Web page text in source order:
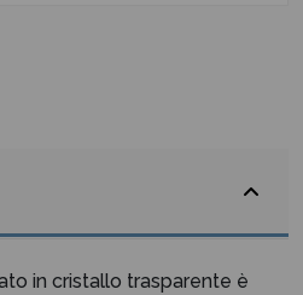
in cristallo trasparente è